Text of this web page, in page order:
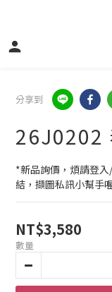
分享到
26J0202
*新品詢價，煩請登
結，擷圖私訊小幫手
NT$3,580
數量